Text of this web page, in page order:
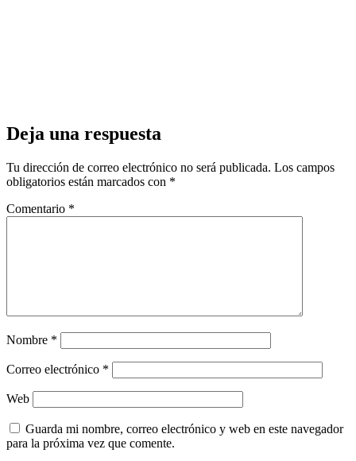
Deja una respuesta
Tu dirección de correo electrónico no será publicada. Los campos
obligatorios están marcados con *
Comentario *
Nombre *
Correo electrónico *
Web
Guarda mi nombre, correo electrónico y web en este navegador
para la próxima vez que comente.